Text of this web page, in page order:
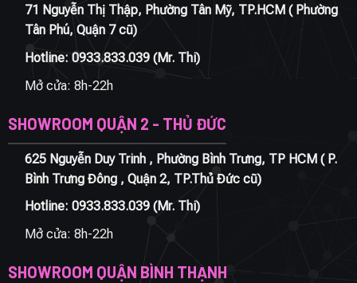
71 Nguyễn Thị Thập, Phường Tân Mỹ, TP.HCM ( Phường
Tân Phú, Quận 7 cũ)
Hotline: 0933.833.039(Mr. Thi)
Mở cửa: 8h-22h
SHOWROOM QUẬN 2 - THỦ ĐỨC
625 Nguyễn Duy Trinh , Phường Bình Trưng, TP HCM ( P.
Bình Trưng Đông , Quận 2, TP.Thủ Đức cũ)
Hotline: 0933.833.039(Mr. Thi)
Mở cửa: 8h-22h
SHOWROOM QUẬN BÌNH THẠNH